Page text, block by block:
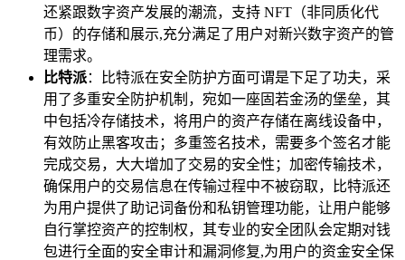
还紧跟数字资产发展的潮流，支持 NFT（非同质化代
币）的存储和展示,充分满足了用户对新兴数字资产的管
理需求。
比特派：比特派在安全防护方面可谓是下足了功夫，采
用了多重安全防护机制，宛如一座固若金汤的堡垒，其
中包括冷存储技术，将用户的资产存储在离线设备中，
有效防止黑客攻击；多重签名技术，需要多个签名才能
完成交易，大大增加了交易的安全性；加密传输技术，
确保用户的交易信息在传输过程中不被窃取，比特派还
为用户提供了助记词备份和私钥管理功能，让用户能够
自行掌控资产的控制权，其专业的安全团队会定期对钱
包进行全面的安全审计和漏洞修复,为用户的资金安全保